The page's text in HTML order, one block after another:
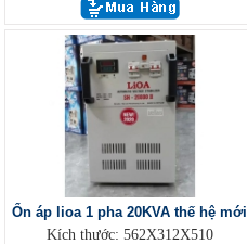
Ổn áp lioa 1 pha 20KVA thế hệ mới
Kích thước: 562X312X510